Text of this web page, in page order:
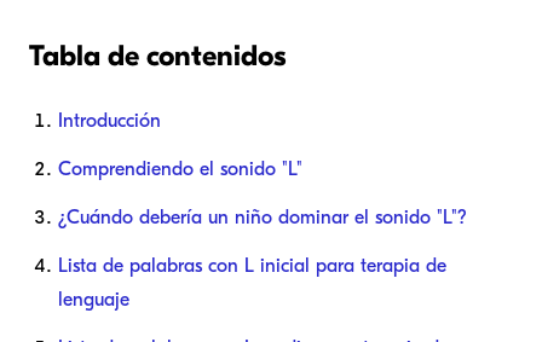
Tabla de contenidos
Introducción
Comprendiendo el sonido "L"
¿Cuándo debería un niño dominar el sonido "L"?
Lista de palabras con L inicial para terapia de
lenguaje